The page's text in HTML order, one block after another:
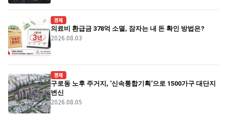
경제
의료비 환급금 378억 소멸, 잠자는 내 돈 확인 방법은?
2026.08.03
경제
구로동 노후 주거지, '신속통합기획'으로 1500가구 대단지
변신
2026.08.05